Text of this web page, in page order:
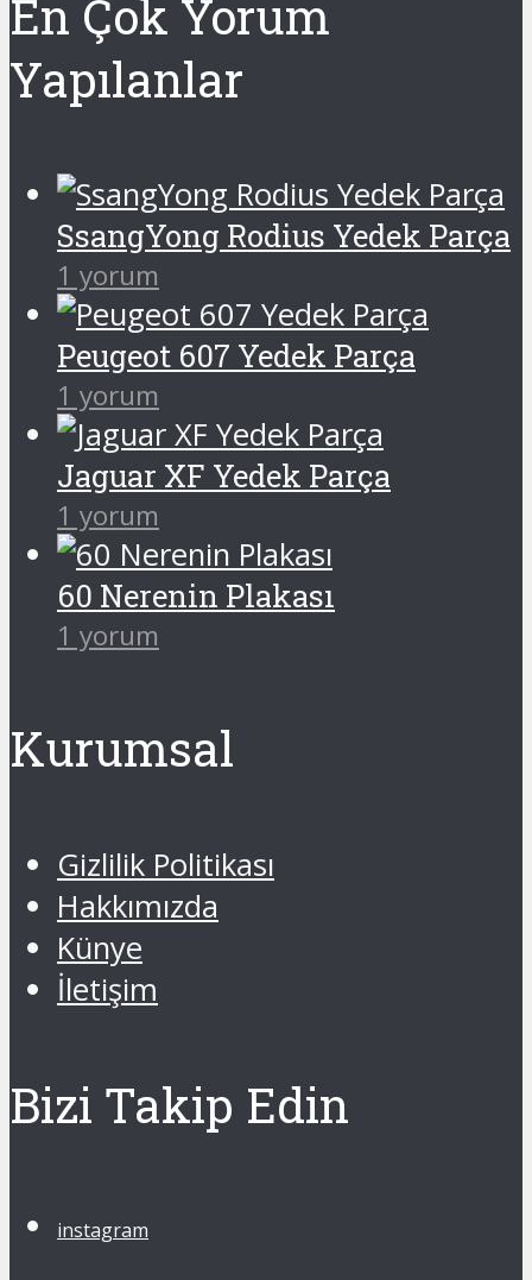
En Çok Yorum
Yapılanlar
SsangYong Rodius Yedek Parça
1 yorum
Peugeot 607 Yedek Parça
1 yorum
Jaguar XF Yedek Parça
1 yorum
60 Nerenin Plakası
1 yorum
Kurumsal
Gizlilik Politikası
Hakkımızda
Künye
İletişim
Bizi Takip Edin
instagram